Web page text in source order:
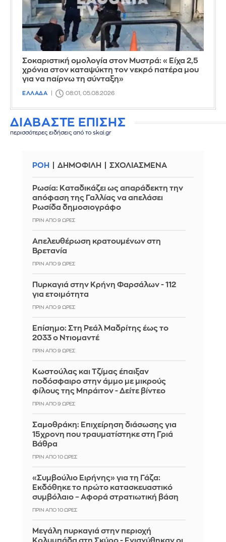
Σοκαριστική ομολογία στον Μυστρά: «Είχα 2,5
χρόνια στον καταψύκτη τον νεκρό πατέρα μου
για να παίρνω τη σύνταξη»
ΕΛΛΑΔΑ 08:01, 05.08.2026
ΔΙΑΒΑΣΤΕ ΕΠΙΣΗΣ
περισσότερες ειδήσεις από το skai.gr
ΡΟΗ ΔΗΜΟΦΙΛΗ ΣΧΟΛΙΑΣΜΕΝΑ
Ρωσία: Kαταδικάζει ως απαράδεκτη την
απόφαση της Γαλλίας να απελάσει
Ρωσίδα δημοσιογράφο
ΠΡΙΝ ΑΠΌ 9 ΏΡΕΣ
Απελευθέρωση κρατουμένων στη
Βρετανία
ΠΡΙΝ ΑΠΌ 9 ΏΡΕΣ
Πυρκαγιά στην Κρήνη Φαρσάλων - 112
για ετοιμότητα
ΠΡΙΝ ΑΠΌ 9 ΏΡΕΣ
Επίσημο: Στη Ρεάλ Μαδρίτης έως το
2033 ο Ντιομαντέ
ΠΡΙΝ ΑΠΌ 9 ΏΡΕΣ
Κωστούλας και Τζίμας έπαιξαν
ποδόσφαιρο στην άμμο με μικρούς
φίλους της Μπράιτον - Δείτε βίντεο
ΠΡΙΝ ΑΠΌ 9 ΏΡΕΣ
Σαμοθράκη: Επιχείρηση διάσωσης για
15χρονη που τραυματίστηκε στη Γριά
Βάθρα
ΠΡΙΝ ΑΠΌ 10 ΏΡΕΣ
«Συμβούλιο Ειρήνης» για τη Γάζα:
Εκδόθηκε το πρώτο κατασκευαστικό
συμβόλαιο – Αφορά στρατιωτική βάση
ΠΡΙΝ ΑΠΌ 10 ΏΡΕΣ
Μεγάλη πυρκαγιά στην περιοχή